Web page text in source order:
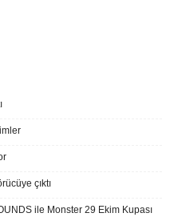
çıktı
ile Monster 29 Ekim Kupası